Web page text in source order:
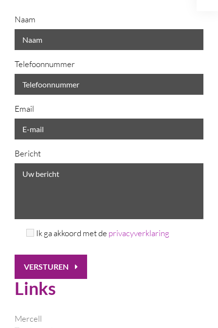
Naam
Telefoonnummer
Email
Bericht
Ik ga akkoord met de privacyverklaring
VERSTUREN
Links
Mercell